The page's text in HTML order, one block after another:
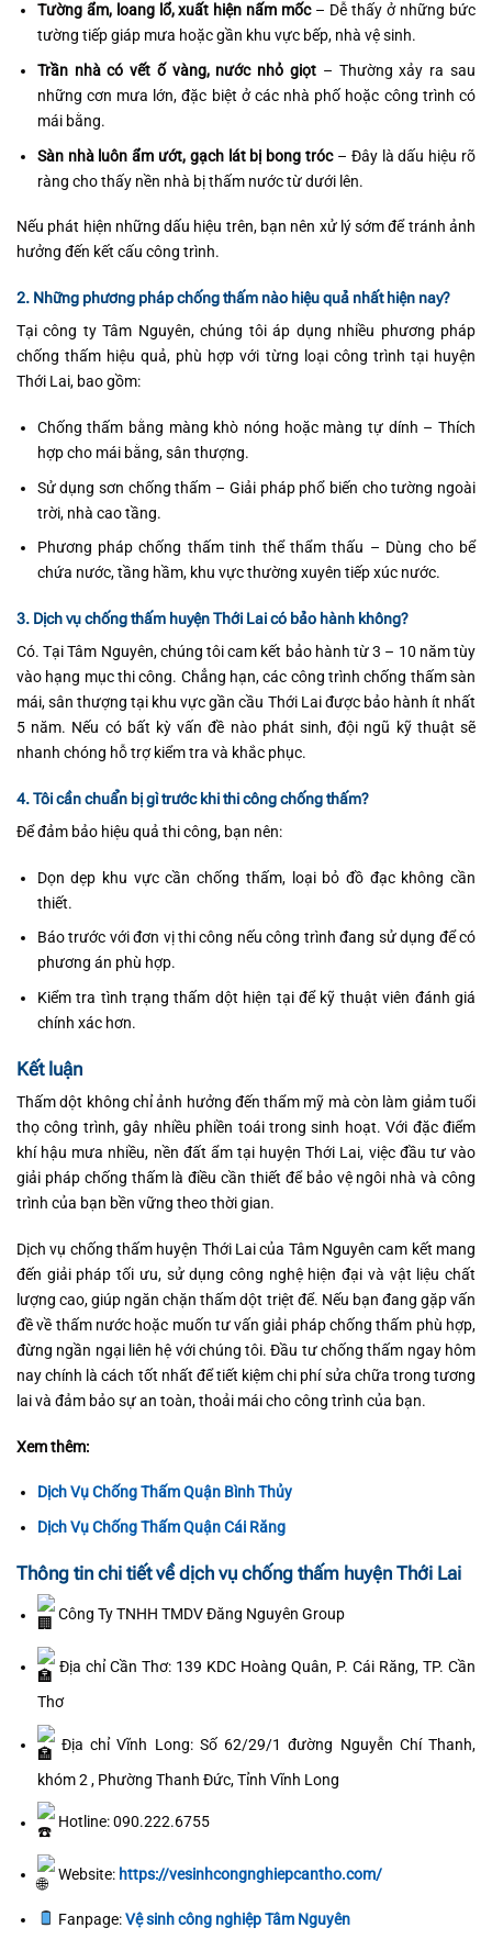
Tường ẩm, loang lổ, xuất hiện nấm mốc– Dễ thấy ở những bức
tường tiếp giáp mưa hoặc gần khu vực bếp, nhà vệ sinh.
Trần nhà có vết ố vàng, nước nhỏ giọt – Thường xảy ra sau
những cơn mưa lớn, đặc biệt ở các nhà phố hoặc công trình có
mái bằng.
Sàn nhà luôn ẩm ướt, gạch lát bị bong tróc– Đây là dấu hiệu rõ
ràng cho thấy nền nhà bị thấm nước từ dưới lên.
Nếu phát hiện những dấu hiệu trên, bạn nên xử lý sớm để tránh ảnh
hưởng đến kết cấu công trình.
2. Những phương pháp chống thấm nào hiệu quả nhất hiện nay?
Tại công ty Tâm Nguyên, chúng tôi áp dụng nhiều phương pháp
chống thấm hiệu quả, phù hợp với từng loại công trình tại huyện
Thới Lai, bao gồm:
Chống thấm bằng màng khò nóng hoặc màng tự dính – Thích
hợp cho mái bằng, sân thượng.
Sử dụng sơn chống thấm – Giải pháp phổ biến cho tường ngoài
trời, nhà cao tầng.
Phương pháp chống thấm tinh thể thẩm thấu – Dùng cho bể
chứa nước, tầng hầm, khu vực thường xuyên tiếp xúc nước.
3. Dịch vụ chống thấm huyện Thới Lai có bảo hành không?
Có. Tại Tâm Nguyên, chúng tôi cam kết bảo hành từ 3 – 10 năm tùy
vào hạng mục thi công. Chẳng hạn, các công trình chống thấm sàn
mái, sân thượng tại khu vực gần cầu Thới Lai được bảo hành ít nhất
5 năm. Nếu có bất kỳ vấn đề nào phát sinh, đội ngũ kỹ thuật sẽ
nhanh chóng hỗ trợ kiểm tra và khắc phục.
4. Tôi cần chuẩn bị gì trước khi thi công chống thấm?
Để đảm bảo hiệu quả thi công, bạn nên:
Dọn dẹp khu vực cần chống thấm, loại bỏ đồ đạc không cần
thiết.
Báo trước với đơn vị thi công nếu công trình đang sử dụng để có
phương án phù hợp.
Kiểm tra tình trạng thấm dột hiện tại để kỹ thuật viên đánh giá
chính xác hơn.
Kết luận
Thấm dột không chỉ ảnh hưởng đến thẩm mỹ mà còn làm giảm tuổi
thọ công trình, gây nhiều phiền toái trong sinh hoạt. Với đặc điểm
khí hậu mưa nhiều, nền đất ẩm tại huyện Thới Lai, việc đầu tư vào
giải pháp chống thấm là điều cần thiết để bảo vệ ngôi nhà và công
trình của bạn bền vững theo thời gian.
Dịch vụ chống thấm huyện Thới Lai của Tâm Nguyên cam kết mang
đến giải pháp tối ưu, sử dụng công nghệ hiện đại và vật liệu chất
lượng cao, giúp ngăn chặn thấm dột triệt để. Nếu bạn đang gặp vấn
đề về thấm nước hoặc muốn tư vấn giải pháp chống thấm phù hợp,
đừng ngần ngại liên hệ với chúng tôi. Đầu tư chống thấm ngay hôm
nay chính là cách tốt nhất để tiết kiệm chi phí sửa chữa trong tương
lai và đảm bảo sự an toàn, thoải mái cho công trình của bạn.
Xem thêm:
Dịch Vụ Chống Thấm Quận Bình Thủy
Dịch Vụ Chống Thấm Quận Cái Răng
Thông tin chi tiết về dịch vụ chống thấm huyện Thới Lai
Công Ty TNHH TMDV Đăng Nguyên Group
Địa chỉ Cần Thơ: 139 KDC Hoàng Quân, P. Cái Răng, TP. Cần
Thơ
Địa chỉ Vĩnh Long: Số 62/29/1 đường Nguyễn Chí Thanh,
khóm 2 , Phường Thanh Đức, Tỉnh Vĩnh Long
Hotline: 090.222.6755
Website: https://vesinhcongnghiepcantho.com/
Fanpage:Vệ sinh công nghiệp Tâm Nguyên